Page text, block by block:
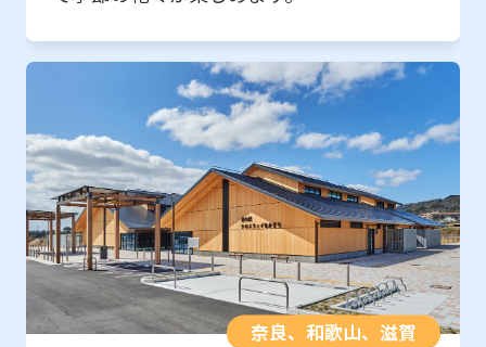
奈良、和歌山、滋賀